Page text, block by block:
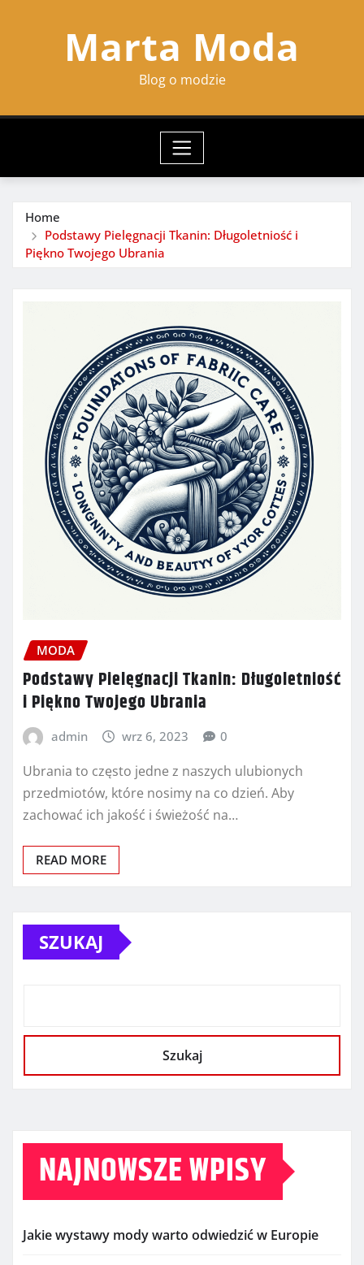
Marta Moda
Blog o modzie
Home
Podstawy Pielęgnacji Tkanin: Długoletniość i
Piękno Twojego Ubrania
MODA
Podstawy Pielęgnacji Tkanin: Długoletniość
i Piękno Twojego Ubrania
admin wrz 6, 2023 0
Ubrania to często jedne z naszych ulubionych
przedmiotów, które nosimy na co dzień. Aby
zachować ich jakość i świeżość na…
READ MORE
SZUKAJ
Szukaj
NAJNOWSZE WPISY
Jakie wystawy mody warto odwiedzić w Europie